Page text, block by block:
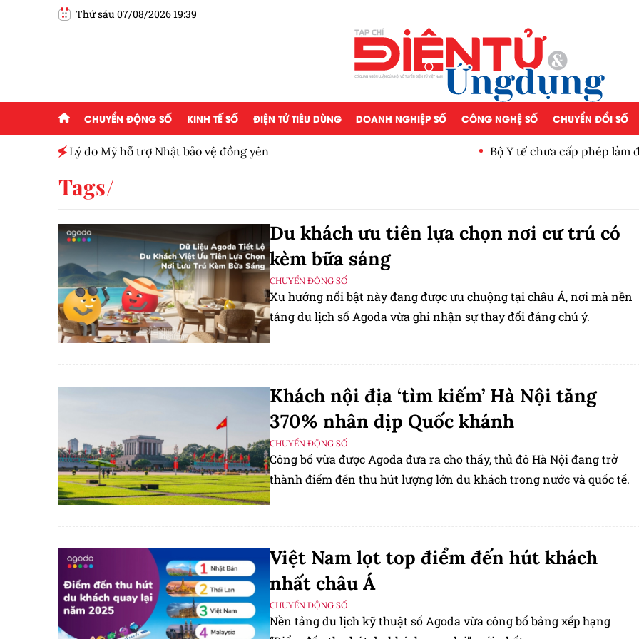
Thứ sáu 07/08/2026 19:39
CHUYỂN ĐỘNG SỐ KINH TẾ SỐ ĐIỆN TỬ TIÊU DÙNG DOANH NGHIỆP SỐ CÔNG NGHỆ SỐ CHUYỂN ĐỔI SỐ
hỗ trợ Nhật bảo vệ đồng yên Bộ Y tế chưa cấp phép làm đẹp bằng tế bào gốc
Tags
Du khách ưu tiên lựa chọn nơi cư trú có
kèm bữa sáng
CHUYỂN ĐỘNG SỐ
Xu hướng nổi bật này đang được ưu chuộng tại châu Á, nơi mà nền
tảng du lịch số Agoda vừa ghi nhận sự thay đổi đáng chú ý.
Khách nội địa ‘tìm kiếm’ Hà Nội tăng
370% nhân dịp Quốc khánh
CHUYỂN ĐỘNG SỐ
Công bố vừa được Agoda đưa ra cho thấy, thủ đô Hà Nội đang trở
thành điểm đến thu hút lượng lớn du khách trong nước và quốc tế.
Việt Nam lọt top điểm đến hút khách
nhất châu Á
CHUYỂN ĐỘNG SỐ
Nền tảng du lịch kỹ thuật số Agoda vừa công bố bảng xếp hạng